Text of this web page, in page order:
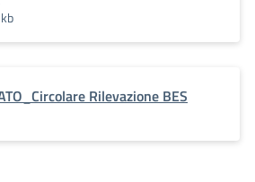
Rilevazione BES